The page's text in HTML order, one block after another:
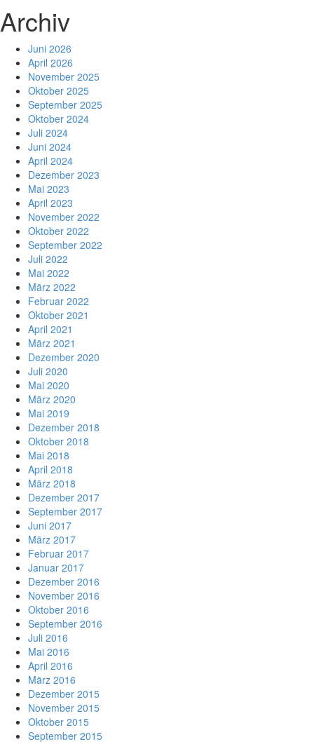
Archiv
Juni 2026
April 2026
November 2025
Oktober 2025
September 2025
Oktober 2024
Juli 2024
Juni 2024
April 2024
Dezember 2023
Mai 2023
April 2023
November 2022
Oktober 2022
September 2022
Juli 2022
Mai 2022
März 2022
Februar 2022
Oktober 2021
April 2021
März 2021
Dezember 2020
Juli 2020
Mai 2020
März 2020
Mai 2019
Dezember 2018
Oktober 2018
Mai 2018
April 2018
März 2018
Dezember 2017
September 2017
Juni 2017
März 2017
Februar 2017
Januar 2017
Dezember 2016
November 2016
Oktober 2016
September 2016
Juli 2016
Mai 2016
April 2016
März 2016
Dezember 2015
November 2015
Oktober 2015
September 2015